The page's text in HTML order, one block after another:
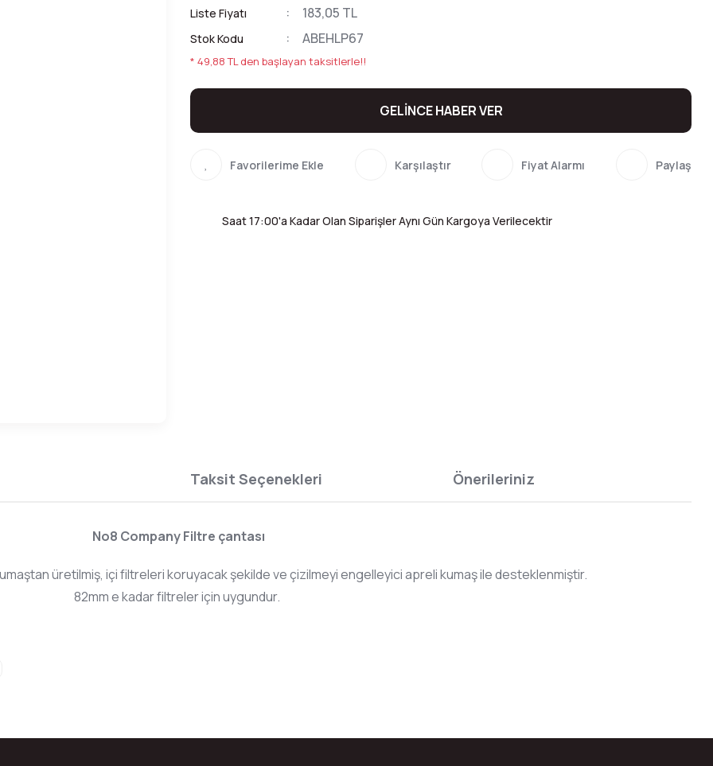
Liste Fiyatı 183,05 TL
Stok Kodu ABEHLP67
* 49,88 TL den başlayan taksitlerle!!
GELİNCE HABER VER
Karşılaştır Fiyat Alarmı Paylaş
Saat 17:00'a Kadar Olan Siparişler Aynı Gün Kargoya Verilecektir
Taksit Seçenekleri Önerileriniz
No8 Company Filtre çantası
üretilmiş, içi filtreleri koruyacak şekilde ve çizilmeyi engelleyici apreli kumaş ile desteklenmiştir.
82mm e kadar filtreler için uygundur.
Yorum Yaz
gördüğünüz noktaları öneri formunu kullanarak tarafımıza iletebilirsiniz.